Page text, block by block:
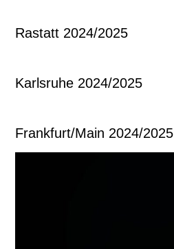
Rastatt 2024/2025
Karlsruhe 2024/2025
Frankfurt/Main 2024/2025